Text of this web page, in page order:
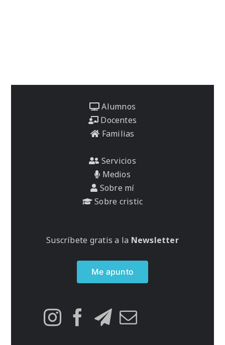
Alumnos
Docentes
Familias
Servicios
Medios
Sobre mí
Sobre cristic
Suscríbete gratis a la Newsletter
Me apunto